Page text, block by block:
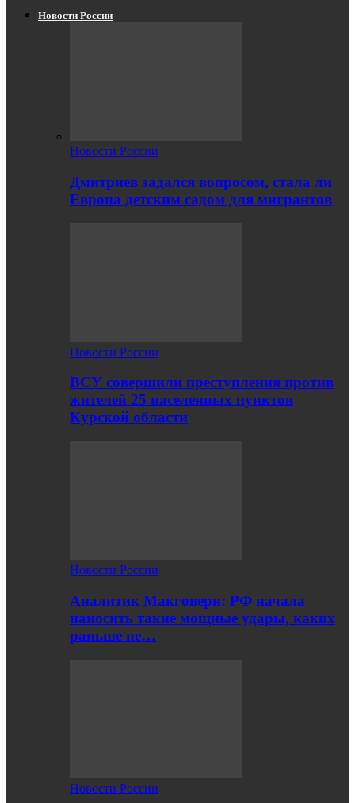
Новости России
Новости России
Дмитриев задался вопросом, стала ли
Европа детским садом для мигрантов
Новости России
ВСУ совершили преступления против
жителей 25 населенных пунктов
Курской области
Новости России
Аналитик Макговерн: РФ начала
наносить такие мощные удары, каких
раньше не…
Новости России